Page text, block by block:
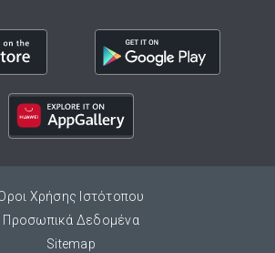
Χρήσης Ιστότοπου
Προσωπικά Δεδομένα
Sitemap